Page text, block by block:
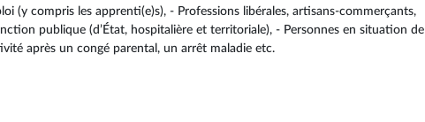
(y compris les apprenti(e)s), - Professions libérales, artisans-commerçants,
publique (d’État, hospitalière et territoriale), - Personnes en situation de
après un congé parental, un arrêt maladie etc.